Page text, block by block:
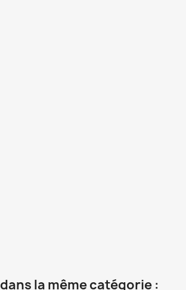
la même catégorie :